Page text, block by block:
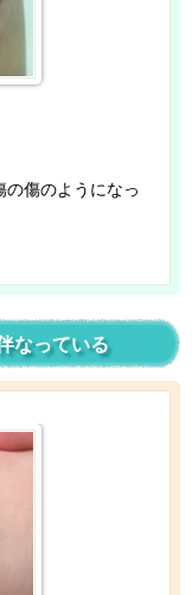
傷のようになっ
なっている